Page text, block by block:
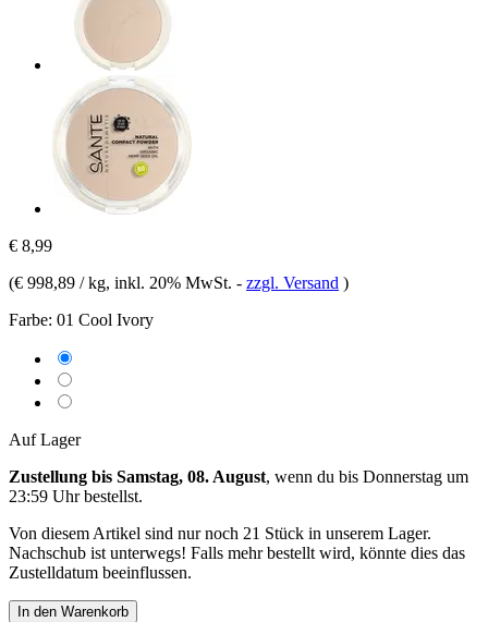
€ 8,99
(€ 998,89 / kg, inkl. 20% MwSt. - zzgl. Versand )
Farbe: 01 Cool Ivory
Auf Lager
Zustellung bis Samstag, 08. August, wenn du bis Donnerstag um
23:59 Uhrbestellst.
Von diesem Artikel sind nur noch 21 Stück in unserem Lager.
Nachschub ist unterwegs! Falls mehr bestellt wird, könnte dies das
Zustelldatum beeinflussen.
In den Warenkorb